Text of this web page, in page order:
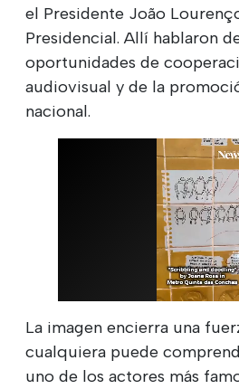
el Presidente João
Presidencial. Allí hablaron
oportunidades de
audiovisual y de la
nacional.
La imagen encierra una
cualquiera puede
uno de los actores más